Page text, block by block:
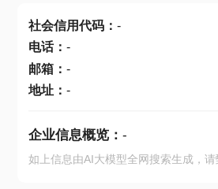
社会信用代码： -
电话： -
邮箱： -
地址： -
企业信息概览： -
如上信息由AI大模型全网搜索生成，